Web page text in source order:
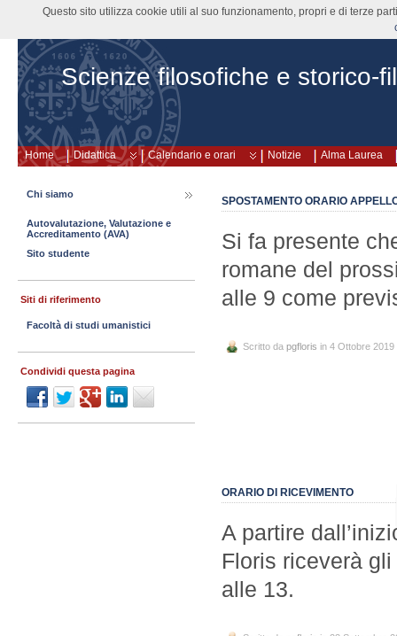
Scienze filosofiche e storico-
Home Didattica Calendario e orari Notizie Alma Laurea
SPOSTAMENTO ORARIO
Si fa presente
romane del
alle 9 come
Scritto da pgfloris in 4 Ottobre 2019
ORARIO DI RICEVIMENTO
A partire
Floris riceverà
alle 13.
Chi siamo
Autovalutazione, Valutazione e
Accreditamento (AVA)
Sito studente
Siti di riferimento
Facoltà di studi umanistici
Condividi questa pagina
Questo sito utilizza cookie utili al suo funzionamento, propri e di terze